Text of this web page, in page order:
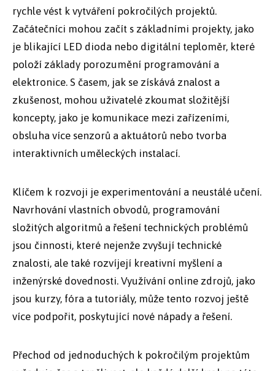
rychle vést k vytváření pokročilých projektů.
Začátečníci mohou začít s základními projekty, jako
je blikající LED dioda nebo digitální teploměr, které
položí základy porozumění programování a
elektronice. S časem, jak se získává znalost a
zkušenost, mohou uživatelé zkoumat složitější
koncepty, jako je komunikace mezi zařízeními,
obsluha více senzorů a aktuátorů nebo tvorba
interaktivních uměleckých instalací.
Klíčem k rozvoji je experimentování a neustálé učení.
Navrhování vlastních obvodů, programování
složitých algoritmů a řešení technických problémů
jsou činnosti, které nejenže zvyšují technické
znalosti, ale také rozvíjejí kreativní myšlení a
inženýrské dovednosti. Využívání online zdrojů, jako
jsou kurzy, fóra a tutoriály, může tento rozvoj ještě
více podpořit, poskytující nové nápady a řešení.
Přechod od jednoduchých k pokročilým projektům